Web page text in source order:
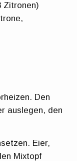
Zitronen)
Den
auslegen, den
Eier,
Mixtopf